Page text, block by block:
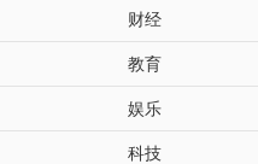
财经
教育
娱乐
科技